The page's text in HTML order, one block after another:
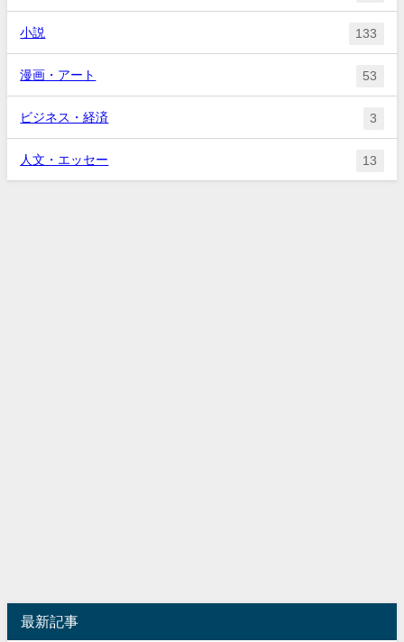
小説 133
漫画・アート 53
ビジネス・経済 3
人文・エッセー 13
最新記事